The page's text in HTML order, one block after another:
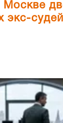
Москве
экс-судей